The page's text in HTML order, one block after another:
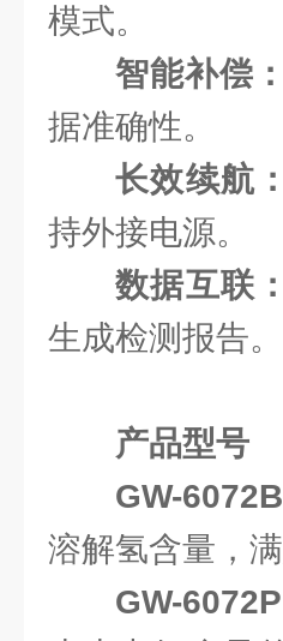
模式。
智能补偿：
据准确性。
长效续航：
持外接电源。
数据互联：
生成检测报告。
产品型号
GW-
溶解氢含量，
GW-